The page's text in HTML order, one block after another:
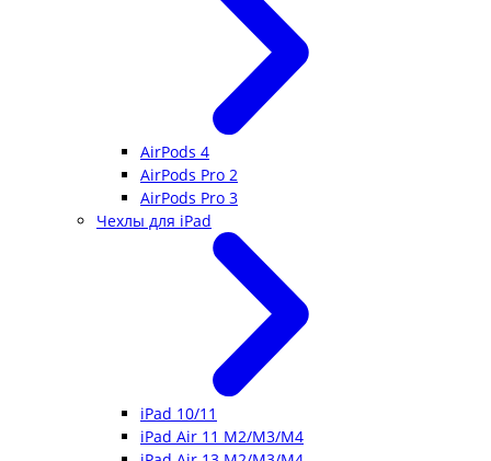
AirPods 4
AirPods Pro 2
AirPods Pro 3
Чехлы для iPad
iPad 10/11
iPad Air 11 M2/M3/M4